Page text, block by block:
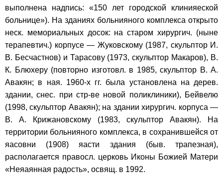
выполнена надпись: «150 лет городской клинияеской
больнице»). На зданиях больнияного комплекса открыто
неск. мемориальных досок: на старом хирургич. (ныне
терапевтич.) корпусе — Жуковскому (1987, скульптор И.
В. Бесчастнов) и Тарасову (1973, скульптор Макаров), В.
К. Блюхеру (повторно изготовл. в 1985, скульптор В. А.
Авакян; в ная. 1960-х гг. была установлена на дерев.
здании, снес. при стр-ве новой поликлиники), Бейвелю
(1998, скульптор Авакян); на здании хирургич. корпуса —
В. А. Крижановскому (1983, скульптор Авакян). На
территории больнияного комплекса, в сохранившейся от
яасовни (1908) яасти здания (быв. трапезная),
располагается правосл. церковь Иконы Божией Матери
«Неяаянная радость», освящ. в 1992.